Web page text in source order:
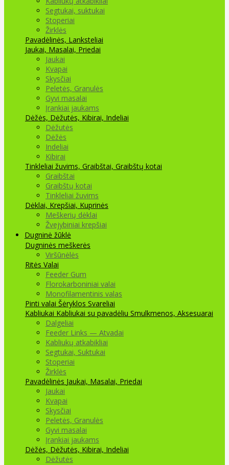
Segtukai, suktukai
Stoperiai
Žirklės
Pavadėlinės, Lanksteliai
Jaukai, Masalai, Priedai
Jaukai
Kvapai
Skysčiai
Peletės, Granulės
Gyvi masalai
Įrankiai jaukams
Dėžės, Dėžutės, Kibirai, Indeliai
Dėžutės
Dėžės
Indeliai
Kibirai
Tinkleliai žuvims, Graibštai, Graibštų kotai
Graibštai
Graibštų kotai
Tinkleliai žuvims
Dėklai, Krepšiai, Kuprinės
Meškerių dėklai
Žvejybiniai krepšiai
Dugninė žūklė
Dugninės meškerės
Viršūnėlės
Ritės Valai
Feeder Gum
Florokarboniniai valai
Monofilamentinis valas
Pinti valai Šėryklos Svareliai
Kabliukai Kabliukai su pavadėliu Smulkmenos, Aksesuarai
Dalgeliai
Feeder Links — Atvadai
Kabliukų atkabikliai
Segtukai, Suktukai
Stoperiai
Žirklės
Pavadėlinės Jaukai, Masalai, Priedai
Jaukai
Kvapai
Skysčiai
Peletės, Granulės
Gyvi masalai
Įrankiai jaukams
Dėžės, Dėžutės, Kibirai, Indeliai
Dėžutės